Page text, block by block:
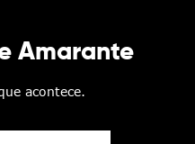
Amarante
acontece.